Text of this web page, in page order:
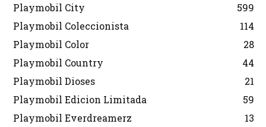
Playmobil City
599
Playmobil Coleccionista
114
Playmobil Color
28
Playmobil Country
44
Playmobil Dioses
21
Playmobil Edicion Limitada
59
Playmobil Everdreamerz
13